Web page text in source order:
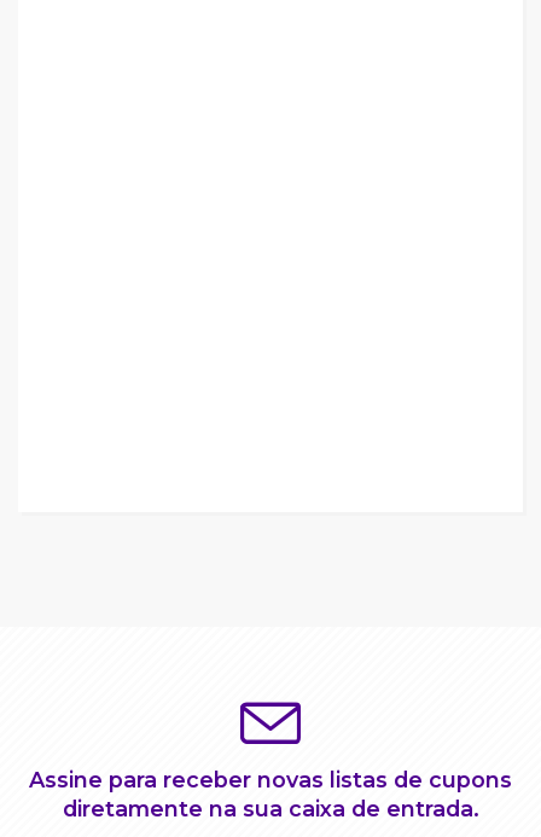
Assine para receber novas listas de cupons
diretamente na sua caixa de entrada.